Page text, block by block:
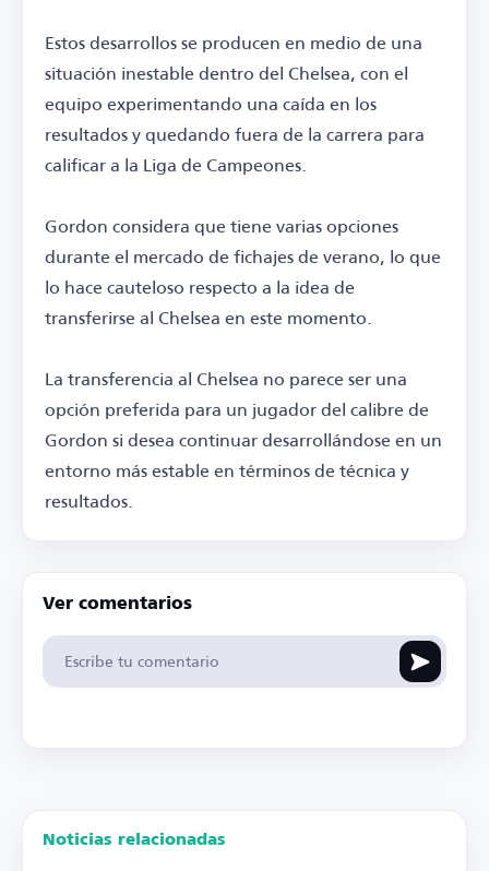
Estos desarrollos se producen en medio de una
situación inestable dentro del Chelsea, con el
equipo experimentando una caída en los
resultados y quedando fuera de la carrera para
calificar a la Liga de Campeones.
Gordon considera que tiene varias opciones
durante el mercado de fichajes de verano, lo que
lo hace cauteloso respecto a la idea de
transferirse al Chelsea en este momento.
La transferencia al Chelsea no parece ser una
opción preferida para un jugador del calibre de
Gordon si desea continuar desarrollándose en un
entorno más estable en términos de técnica y
resultados.
Ver comentarios
Noticias relacionadas